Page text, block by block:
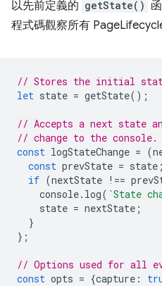
以先前定義的 getState()
程式碼觀察所有
// Stores the initial
let state = getState();
// Accepts a next state
// change to the
const logStateChange = (
const prevState = state ;
if (nextState !==
console. log( `State
state = nextState ;
}
};
// Options used for all
const opts = {capture :